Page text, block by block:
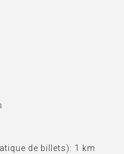
de billets): 1 km